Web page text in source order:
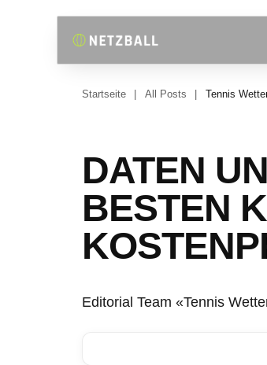
Startseite All Posts Tennis
DATEN
BESTEN
Editorial Team «Tennis